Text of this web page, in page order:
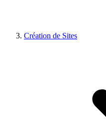
Création de Sites